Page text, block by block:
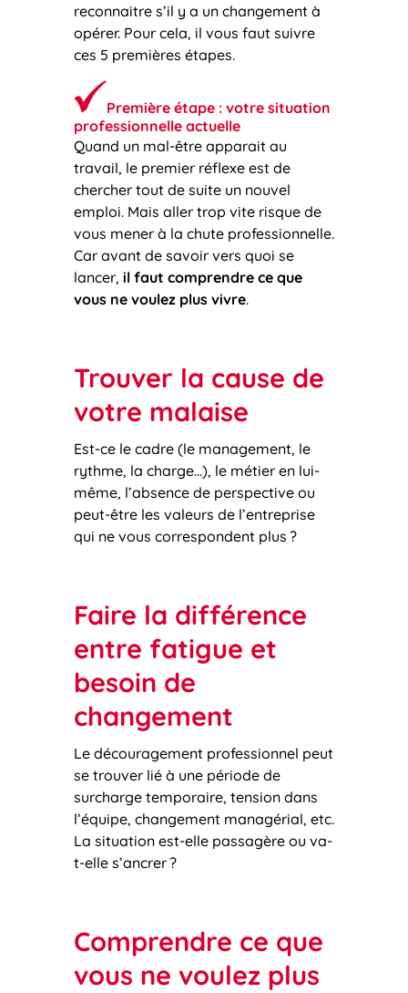
reconnaitre s’il y a un changement à
opérer. Pour cela, il vous faut suivre
ces 5 premières étapes.
Première étape : votre situation
professionnelle actuelle
Quand un mal-être apparait au
travail, le premier réflexe est de
chercher tout de suite un nouvel
emploi. Mais aller trop vite risque de
vous mener à la chute professionnelle.
Car avant de savoir vers quoi se
lancer, il faut comprendre ce que
vous ne voulez plus vivre.
Trouver la cause de
votre malaise
Est-ce le cadre (le management, le
rythme, la charge…), le métier en lui-
même, l’absence de perspective ou
peut-être les valeurs de l’entreprise
qui ne vous correspondent plus ?
Faire la différence
entre fatigue et
besoin de
changement
Le découragement professionnel peut
se trouver lié à une période de
surcharge temporaire, tension dans
l’équipe, changement managérial, etc.
La situation est-elle passagère ou va-
t-elle s’ancrer ?
Comprendre ce que
vous ne voulez plus